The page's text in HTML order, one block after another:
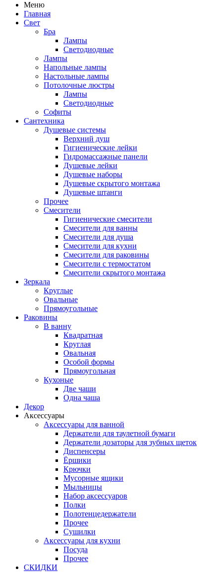
Меню
Главная
Свет
Бра
Лампы
Светодиодные
Лампы
Напольные лампы
Настольные лампы
Потолочные люстры
Лампы
Светодиодные
Софиты
Сантехника
Душевые системы
Верхний душ
Гигиенические лейки
Гидромассажные панели
Душевые лейки
Душевые наборы
Душевые скрытого монтажа
Душевые штанги
Прочее
Смесители
Гигиенические смесители
Смесители для ванны
Смесители для душа
Смесители для кухни
Смесители для раковины
Смесители с термостатом
Смесители скрытого монтажа
Зеркала
Круглые
Овальные
Прямоугольные
Раковины
В ванну
Квадратная
Круглая
Овальная
Особой формы
Прямоугольная
Кухоные
Две чаши
Одна чаша
Декор
Аксессуары
Аксессуары для ванной
Держатели для таулетной бумаги
Держатели дозаторы для зубных щеток
Диспенсеры
Ёршики
Крючки
Мусорные ящики
Мыльницы
Набор аксессуаров
Полки
Полотенцедержатели
Прочее
Сушилки
Аксессуары для кухни
Посуда
Прочее
СКИДКИ